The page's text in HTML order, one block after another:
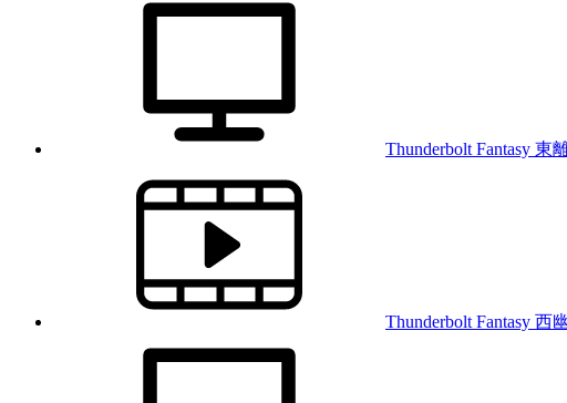
Thunderbolt Fantasy 東
Thunderbolt Fantasy 西